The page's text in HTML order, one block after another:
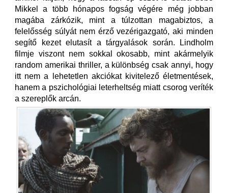
Mikkel a több hónapos fogság végére még jobban
magába zárkózik, mint a túlzottan magabiztos, a
felelősség súlyát nem érző vezérigazgató, aki minden
segítő kezet elutasít a tárgyalások során. Lindholm
filmje viszont nem sokkal okosabb, mint akármelyik
random amerikai thriller, a különbség csak annyi, hogy
itt nem a lehetetlen akciókat kivitelező életmentések,
hanem a pszichológiai leterheltség miatt csorog veríték
a szereplők arcán.